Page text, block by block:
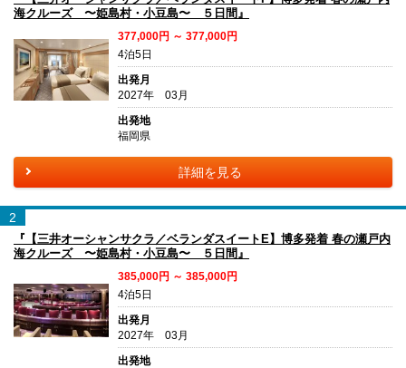
海クルーズ 〜姫島村・小豆島〜 ５日間』
377,000円 ～ 377,000円
4泊5日
出発月
2027年 03月
出発地
福岡県
詳細を見る
2
『【三井オーシャンサクラ／ベランダスイートE】博多発着 春の瀬戸内
海クルーズ 〜姫島村・小豆島〜 ５日間』
385,000円 ～ 385,000円
4泊5日
出発月
2027年 03月
出発地